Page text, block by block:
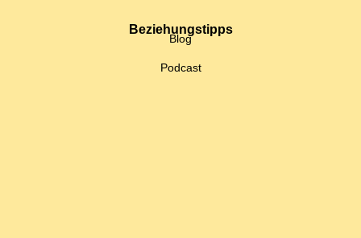
Beziehungstipps
Blog
Podcast